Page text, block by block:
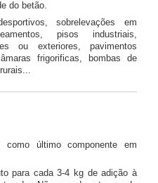
do betão.
sobrelevações em
pisos industriais,
ou exteriores, pavimentos
frigorificas, bombas de
como último componente em
para cada 3-4 kg de adição à